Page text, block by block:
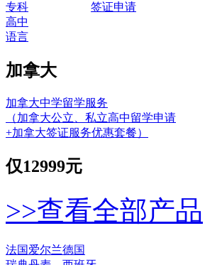
专科
签证申请
高中
语言
加拿大
加拿大中学留学服务
（加拿大公立、私立高中留学申请
+加拿大签证服务优惠套餐）
仅12999元
>>查看全部产品
法国爱尔兰德国